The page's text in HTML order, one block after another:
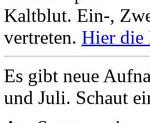
Kaltblut. Ein-,
vertreten. Hier die
Es gibt neue
und Juli. Schaut